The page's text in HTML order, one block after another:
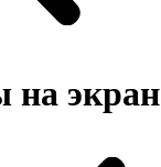
на экран